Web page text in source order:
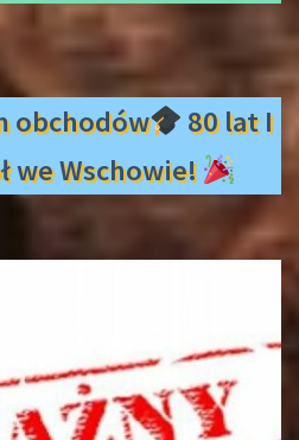
obchodów
80 lat I
we Wschowie!